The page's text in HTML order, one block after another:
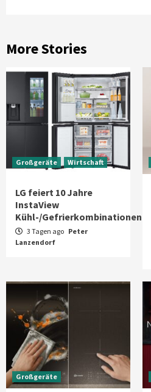
More Stories
Großgeräte Wirtschaft
LG feiert 10 Jahre
InstaView
Kühl-/Gefrierkombinationen
3 Tagen ago Peter
Lanzendorf
Großgeräte